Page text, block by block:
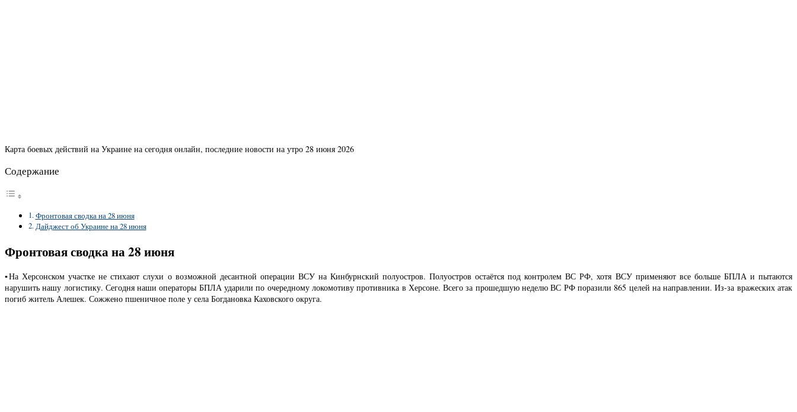
Карта боевых действий на Украине на сегодня онлайн, последние новости на утро 28 июня 2026
Содержание
Фронтовая сводка на 28 июня
Дайджест об Украине на 28 июня
Фронтовая сводка на 28 июня
▪️На Херсонском участке не стихают слухи о возможной десантной операции ВСУ на Кинбурнский полуостров. Полуостров остаётся под контролем ВС РФ, хотя ВСУ применяют все больше БПЛА и пытаются
нарушить нашу логистику. Сегодня наши операторы БПЛА ударили по очередному локомотиву противника в Херсоне. Всего за прошедшую неделю ВС РФ поразили 865 целей на направлении. Из-за вражеских атак
погиб житель Алешек. Сожжено пшеничное поле у села Богдановка Каховского округа.